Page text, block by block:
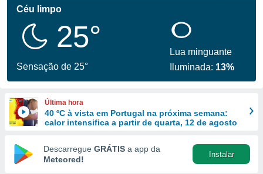
foi
fornecidas
a este
das
e
forma
digital
Céu limpo
25°
Sensação de 25°
Lua minguante
Iluminada: 13%
Última hora
40 ºC à vista em Portugal na próxima semana:
calor intensifica a partir de quarta, 12 de agosto
Descarregue GRÁTIS a app da
Meteored!
Instalar